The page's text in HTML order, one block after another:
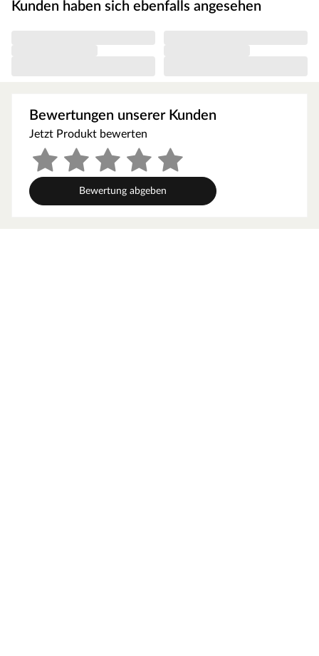
Kunden haben sich ebenfalls angesehen
Bewertungen unserer Kunden
Jetzt Produkt bewerten
Bewertung abgeben